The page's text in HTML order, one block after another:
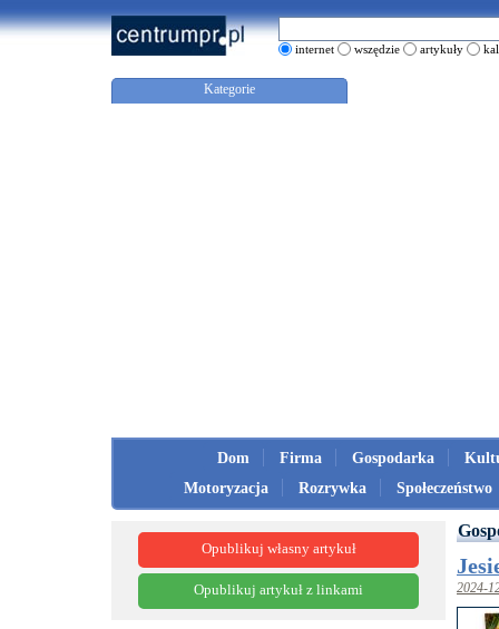
internet wszędzie artykuły
Kategorie
Dom Firma Gospodarka
Motoryzacja
Rozrywka Społeczeństwo
2024-
Opublikuj własny artykuł
Opublikuj artykuł z linkami